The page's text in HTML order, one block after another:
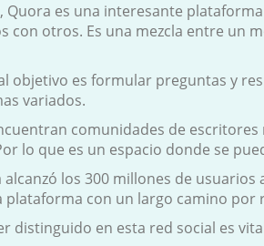
Quora es una interesante
con otros. Es una mezcla entre un
objetivo es formular preguntas y
variados.
comunidades de
lo que es un espacio donde se
alcanzó los 300 millones de usuarios
plataforma con un largo camino por
distinguido en esta red social es